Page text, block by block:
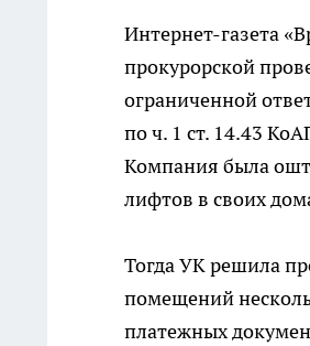
Интернет-газета
прокурорской
ограниченной
по ч. 1 ст. 14.43
Компания была
лифтов в своих
Тогда УК решила
помещений
платежных